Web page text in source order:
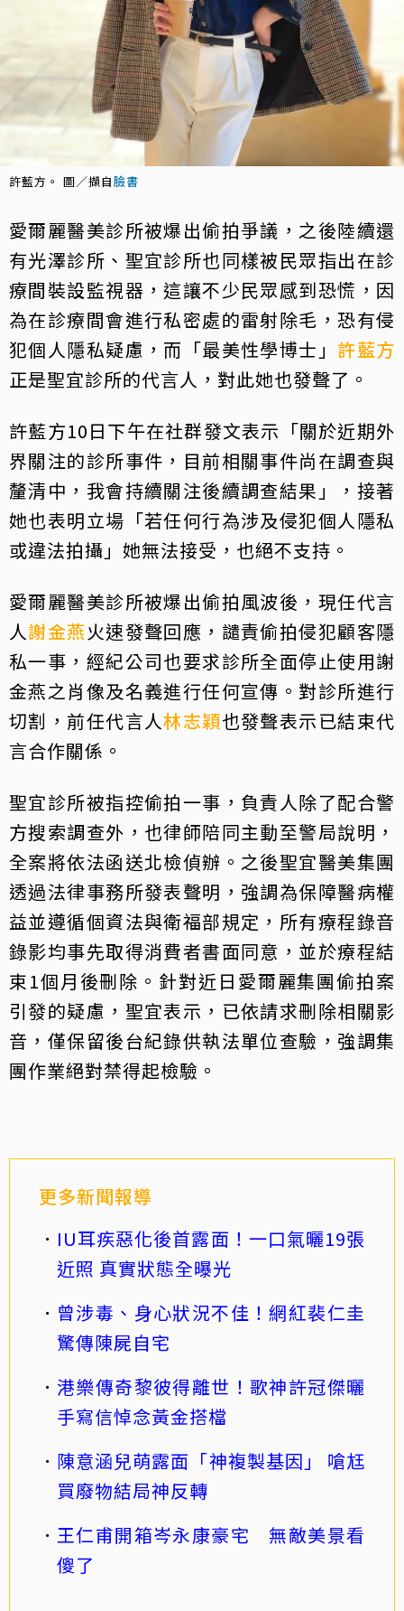
許藍方。 圖／擷自臉書
愛爾麗醫美診所被爆出偷拍爭議，之後陸續還
有光澤診所、聖宜診所也同樣被民眾指出在診
療間裝設監視器，這讓不少民眾感到恐慌，因
為在診療間會進行私密處的雷射除毛，恐有侵
犯個人隱私疑慮，而「最美性學博士」 許藍方
正是聖宜診所的代言人，對此她也發聲了。
許藍方10日下午在社群發文表示「關於近期外
界關注的診所事件，目前相關事件尚在調查與
釐清中，我會持續關注後續調查結果」，接著
她也表明立場「若任何行為涉及侵犯個人隱私
或違法拍攝」她無法接受，也絕不支持。
愛爾麗醫美診所被爆出偷拍風波後，現任代言
人謝金燕火速發聲回應，譴責偷拍侵犯顧客隱
私一事，經紀公司也要求診所全面停止使用謝
金燕之肖像及名義進行任何宣傳。對診所進行
切割，前任代言人林志穎也發聲表示已結束代
言合作關係。
聖宜診所被指控偷拍一事，負責人除了配合警
方搜索調查外，也律師陪同主動至警局說明，
全案將依法函送北檢偵辦。之後聖宜醫美集團
透過法律事務所發表聲明，強調為保障醫病權
益並遵循個資法與衛福部規定，所有療程錄音
錄影均事先取得消費者書面同意，並於療程結
束1個月後刪除。針對近日愛爾麗集團偷拍案
引發的疑慮，聖宜表示，已依請求刪除相關影
音，僅保留後台紀錄供執法單位查驗，強調集
團作業絕對禁得起檢驗。
更多新聞報導
IU耳疾惡化後首露面！一口氣曬19張
近照 真實狀態全曝光
曾涉毒、身心狀況不佳！網紅裴仁圭
驚傳陳屍自宅
港樂傳奇黎彼得離世！歌神許冠傑曬
手寫信悼念黃金搭檔
陳意涵兒萌露面「神複製基因」 嗆尪
買廢物結局神反轉
王仁甫開箱岑永康豪宅 無敵美景看
傻了